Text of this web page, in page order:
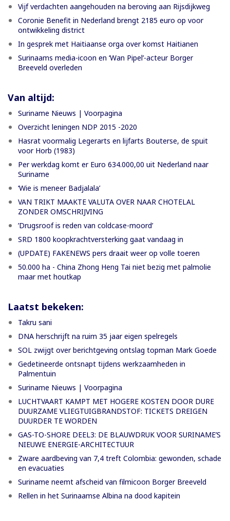
Vijf verdachten aangehouden na beroving aan Rijsdijkweg
Coronie Benefit in Nederland brengt 2185 euro op voor
ontwikkeling district
In gesprek met Haitiaanse orga over komst Haitianen
Surinaams media-icoon en ‘Wan Pipel’-acteur Borger
Breeveld overleden
Van altijd:
Suriname Nieuws | Voorpagina
Overzicht leningen NDP 2015 -2020
Hasrat voormalig Legerarts en lijfarts Bouterse, de spuit
voor Horb (1983)
Per werkdag komt er Euro 634.000,00 uit Nederland naar
Suriname
‘Wie is meneer Badjalala’
VAN TRIKT MAAKTE VALUTA OVER NAAR CHOTELAL
ZONDER OMSCHRIJVING
’Drugsroof is reden van coldcase-moord’
SRD 1800 koopkrachtversterking gaat vandaag in
(UPDATE) FAKENEWS pers draait weer op volle toeren
50.000 ha - China Zhong Heng Tai niet bezig met palmolie
maar met houtkap
Laatst bekeken:
Takru sani
DNA herschrijft na ruim 35 jaar eigen spelregels
SOL zwijgt over berichtgeving ontslag topman Mark Goede
Gedetineerde ontsnapt tijdens werkzaamheden in
Palmentuin
Suriname Nieuws | Voorpagina
LUCHTVAART KAMPT MET HOGERE KOSTEN DOOR DURE
DUURZAME VLIEGTUIGBRANDSTOF: TICKETS DREIGEN
DUURDER TE WORDEN
GAS-TO-SHORE DEEL3: DE BLAUWDRUK VOOR SURINAME’S
NIEUWE ENERGIE-ARCHITECTUUR
Zware aardbeving van 7,4 treft Colombia: gewonden, schade
en evacuaties
Suriname neemt afscheid van filmicoon Borger Breeveld
Rellen in het Surinaamse Albina na dood kapitein